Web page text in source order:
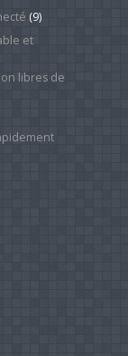
(9)
et
libres de